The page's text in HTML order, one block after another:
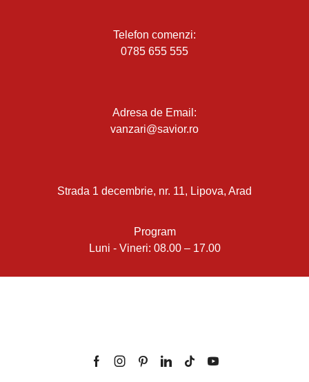
Telefon comenzi:
0785 655 555
Adresa de Email:
vanzari@savior.ro
Strada 1 decembrie, nr. 11, Lipova, Arad
Program
Luni - Vineri: 08.00 – 17.00